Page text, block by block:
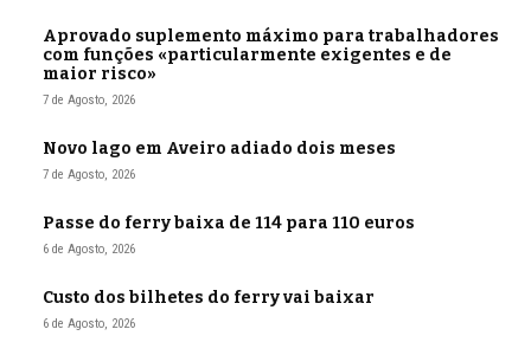
Aprovado suplemento máximo para trabalhadores
com funções «particularmente exigentes e de
maior risco»
7 de Agosto, 2026
Novo lago em Aveiro adiado dois meses
7 de Agosto, 2026
Passe do ferry baixa de 114 para 110 euros
6 de Agosto, 2026
Custo dos bilhetes do ferry vai baixar
6 de Agosto, 2026